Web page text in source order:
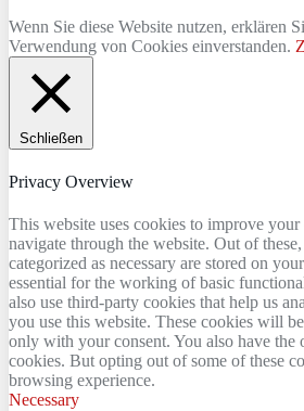
Wenn Sie diese Website nutzen, erklären
Verwendung von Cookies einverstanden.
Schließen
Privacy Overview
This website uses cookies to improve
navigate through the website. Out of
categorized as necessary are stored on
essential for the working of basic
also use third-party cookies that help us
you use this website. These cookies will
only with your consent. You also have the
cookies. But opting out of some of these
browsing experience.
Necessary